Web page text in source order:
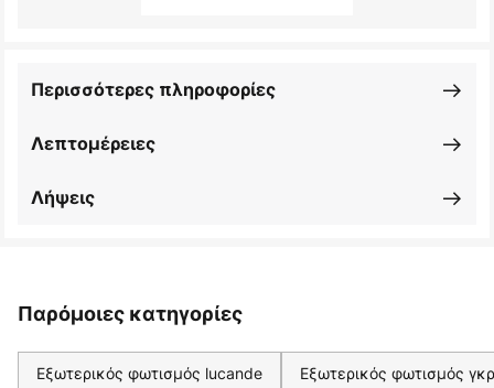
Λεπτομέρειες
Περισσότερες πληροφορίες
Λήψεις
Παρόμοιες κατηγορίες
Εξωτερικός φωτισμός lucande Εξωτερικός φωτισμός